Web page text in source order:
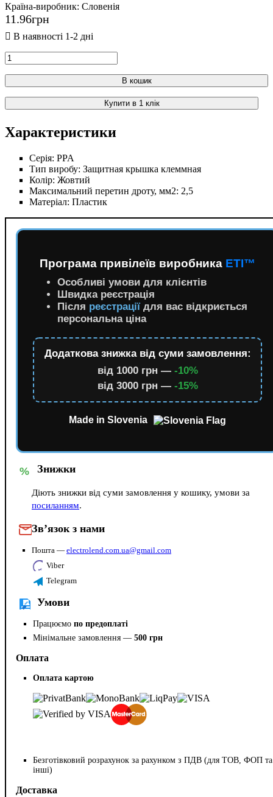
Країна-виробник: Словенія
11.96грн
В кошик
Купити в 1 клік
Характеристики
Серія: PPA
Тип виробу: Защитная крышка клеммная
Колір: Жовтий
Максимальний перетин дроту, мм2: 2,5
Матеріал: Пластик
Програма привілеїв виробника ETI™
Особливі умови для клієнтів
Швидка реєстрація
Після реєстрації для вас відкриється
персональна ціна
Додаткова знижка від суми замовлення:
від 1000 грн — -10%
від 3000 грн — -15%
Made in Slovenia
% Знижки
Діють знижки від суми замовлення у кошику, умови за
посиланням.
Зв’язок з нами
Пошта — electrolend.com.ua@gmail.com
Viber
Telegram
Умови
Працюємо по предоплаті
Мінімальне замовлення — 500 грн
Оплата
Оплата картою
Безготівковий розрахунок за рахунком з ПДВ (для ТОВ, ФОП та
інші)
Доставка